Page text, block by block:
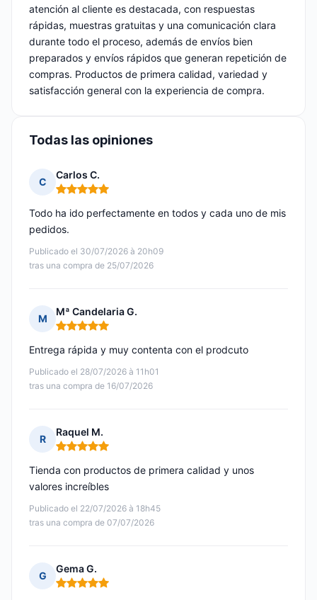
atención al cliente es destacada, con respuestas
rápidas, muestras gratuitas y una comunicación clara
durante todo el proceso, además de envíos bien
preparados y envíos rápidos que generan repetición de
compras. Productos de primera calidad, variedad y
satisfacción general con la experiencia de compra.
Todas las opiniones
C
Carlos C.
Nota: 5 de 5
Publicado el 30/07/2026 à 20h09
tras una compra de 25/07/2026
Todo ha ido perfectamente en todos y cada uno de mis
pedidos.
M
Mª Candelaria G.
Nota: 5 de 5
Publicado el 28/07/2026 à 11h01
tras una compra de 16/07/2026
Entrega rápida y muy contenta con el prodcuto
R
Raquel M.
Nota: 5 de 5
Publicado el 22/07/2026 à 18h45
tras una compra de 07/07/2026
Tienda con productos de primera calidad y unos
valores increíbles
G
Gema G.
Nota: 5 de 5